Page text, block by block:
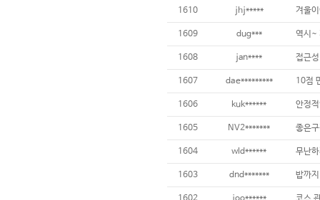
1610 jhj***** 겨울
1609 dug***
1608 jan****
1607 dae********* 10점
1606 kuk****** 안정
1605 NV2******* 좋은
1604 wld****** 무난
1603 dnd******* 밥까